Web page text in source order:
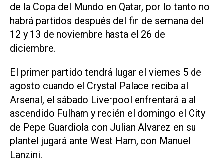
de la Copa del Mundo en Qatar, por lo tanto no
habrá partidos después del fin de semana del
12 y 13 de noviembre hasta el 26 de
diciembre.
El primer partido tendrá lugar el viernes 5 de
agosto cuando el Crystal Palace reciba al
Arsenal, el sábado Liverpool enfrentará a al
ascendido Fulham y recién el domingo el City
de Pepe Guardiola con Julian Alvarez en su
plantel jugará ante West Ham, con Manuel
Lanzini.